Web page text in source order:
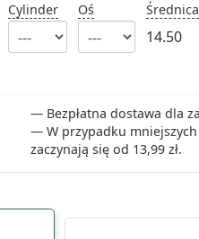
Cylinder Oś Średnica
14.50
Bezpłatna dostawa dla
W przypadku
zaczynają się od 13,99 zł.